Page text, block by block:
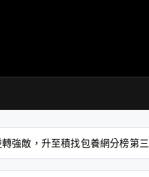
強敵，升至積找包養網分榜第三